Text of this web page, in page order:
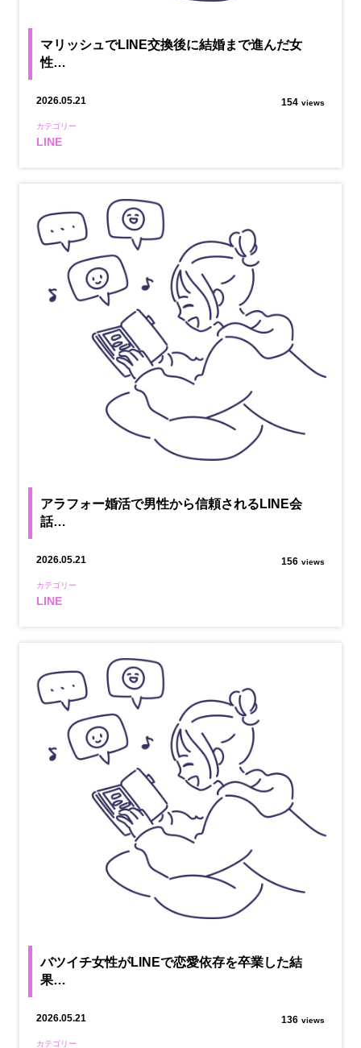
マリッシュでLINE交換後に結婚まで進んだ女
性…
2026.05.21 154 views
カテゴリー
LINE
アラフォー婚活で男性から信頼されるLINE会
話…
2026.05.21 156 views
カテゴリー
LINE
バツイチ女性がLINEで恋愛依存を卒業した結
果…
2026.05.21 136 views
カテゴリー